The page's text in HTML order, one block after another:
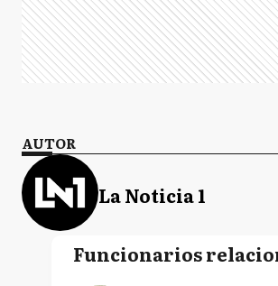
AUTOR
La Noticia 1
Funcionarios